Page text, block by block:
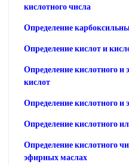
кислотного числа
Определение
Определение кислот и
Определение кислотного
кислот
Определение кислотного и
Определение кислотного
Определение кислотного
эфирных маслах